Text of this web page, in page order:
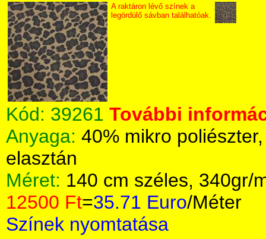
A raktáron lévő színek a
legördülő sávban találhatóak.
Kód: 39261 További
Anyaga: 40% mikro
elasztán
Méret: 140 cm széles, 340gr/
12500 Ft=35.71 Euro/Méter
Színek nyomtatása